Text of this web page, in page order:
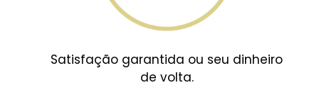
Satisfação garantida ou seu dinheiro
de volta.